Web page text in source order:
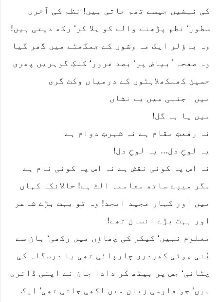
کی نبضیں جیسے تھم جاتی ہیں! نظم کی آخری
سطور‘ نظم پڑھنے والے کو ہلا کر‘ رکھ دیتی ہیں!
وہ باؤلر ایک مہ وشوں کے جمگھٹے میں گھر گیا
وہ صفحہ ٔبیاض پر‘ بصد غرور‘ کلکِ گوہریں پھری
حسین کھلکھلاہٹوں کے درمیاں وکٹ گری
میں اجنبی میں بے نشاں
میں پا بہ گل!
نہ رفعتِ مقام ہے نہ شہرتِ دوام ہے
یہ لوحِ دل... یہ لوحِ دل!
نہ اس پہ کوئی نقش ہے نہ اس پہ کوئی نام ہے
مگر میرے ساتھ معاملہ الٹ ہے! حالانکہ کہاں
میں اور کہاں مجید امجد! وہ تو بہت بڑے شاعر
اور بہت بڑے انسان تھے!
معلوم نہیں‘ کیکر کی چھاؤں میں رکھی‘ بان سے
بُنی ہوئی کھردری چارپائی تھی یا درسگاہ کی
چٹائی‘ جس پر بیٹھ کر دادا جان نے اپنی ڈائری
میں‘ جو فارسی زبان میں لکھی جاتی تھی‘ ایک